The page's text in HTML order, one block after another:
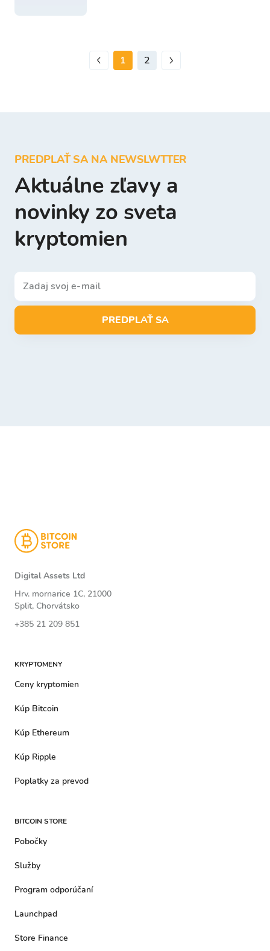
1 2
PREDPLAŤ SA NA NEWSLWTTER
Aktuálne zľavy a
novinky zo sveta
kryptomien
PREDPLAŤ SA
Digital Assets Ltd
Hrv. mornarice 1C, 21000
Split, Chorvátsko
+385 21 209 851
KRYPTOMENY
Ceny kryptomien
Kúp Bitcoin
Kúp Ethereum
Kúp Ripple
Poplatky za prevod
BITCOIN STORE
Pobočky
Služby
Program odporúčaní
Launchpad
Store Finance